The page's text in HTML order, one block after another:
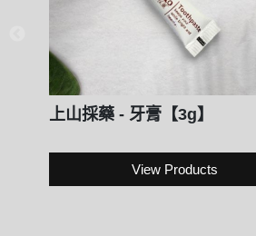
上山採藥 - 牙膏【3g】
View Products